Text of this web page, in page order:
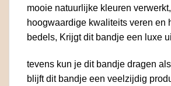
mooie natuurlijke kleuren
hoogwaardige kwaliteits veren en
bedels, Krijgt dit bandje een luxe
tevens kun je dit bandje dragen
blijft dit bandje een veelzijdig